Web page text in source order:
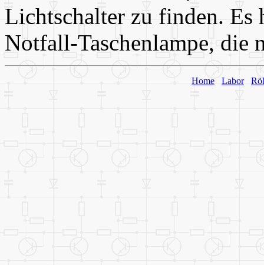
Lichtschalter zu finden. Es
Notfall-Taschenlampe, die
Home Labor